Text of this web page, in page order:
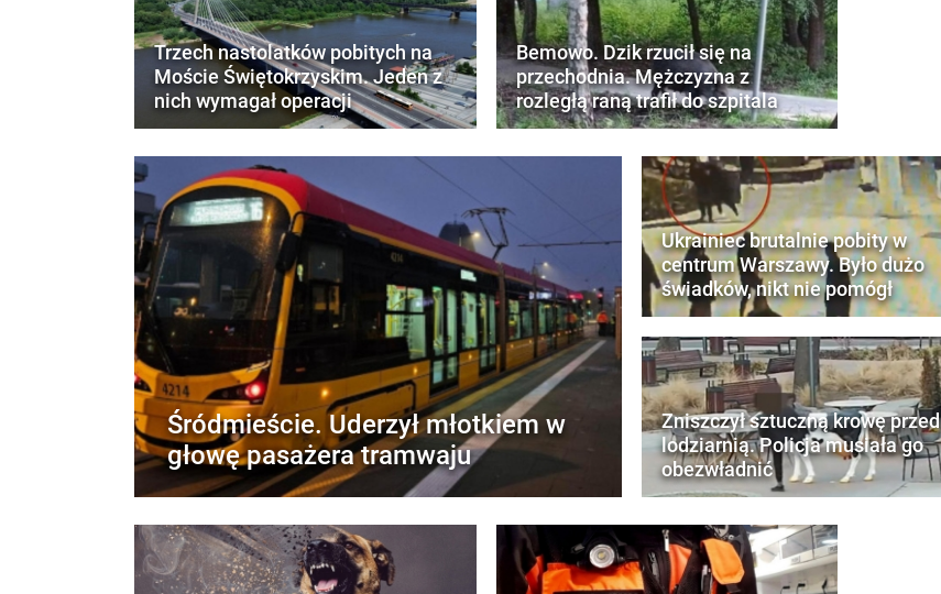
Trzech nastolatków pobitych na
Moście Świętokrzyskim. Jeden z
nich wymagał operacji
Bemowo. Dzik rzucił się na
przechodnia. Mężczyzna z
rozległą raną trafił do szpitala
Śródmieście. Uderzył młotkiem w
głowę pasażera tramwaju
Ukrainiec brutalnie pobity w
centrum Warszawy. Było dużo
świadków, nikt nie pomógł
Zniszczył sztuczną krowę przed
lodziarnią. Policja musiała go
obezwładnić